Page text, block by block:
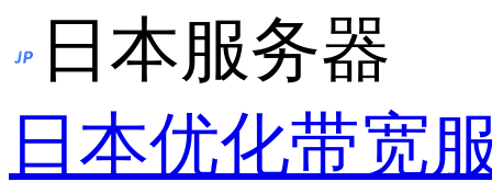
日本服务器
日本优化带宽